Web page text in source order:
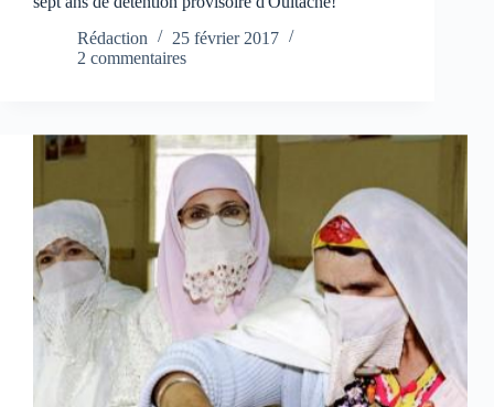
Rédaction
25 février 2017
2 commentaires